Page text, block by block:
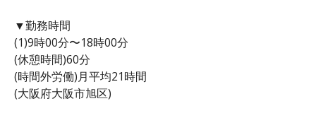
▼勤務時間
(1)9時00分〜18時00分
(休憩時間)60分
(時間外労働)月平均21時間
(大阪府大阪市旭区)